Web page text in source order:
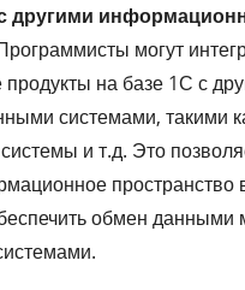
другими
могут
на базе 1С с
системами, такими
и т.д. Это
пространство
обмен данными